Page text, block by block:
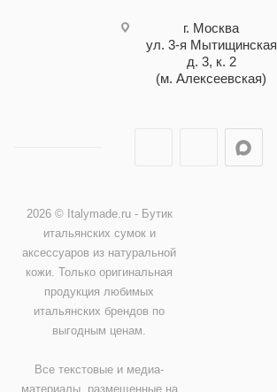
г. Москва
ул. 3-я Мытищинская
д. 3, к. 2
(м. Алексеевская)
2026 © Italymade.ru - Бутик
итальянских сумок и
аксессуаров из натуральной
кожи. Только оригинальная
продукция любимых
итальянских брендов по
выгодным ценам.
Все текстовые и медиа-
материалы, размещенные на